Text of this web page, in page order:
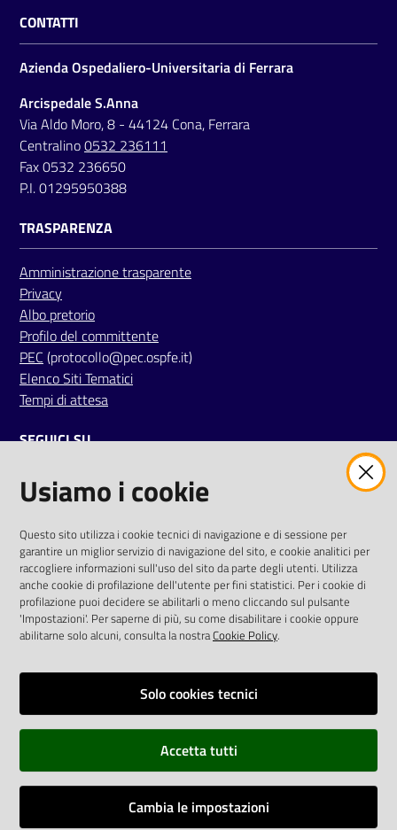
CONTATTI
Azienda Ospedaliero-Universitaria di Ferrara
Arcispedale S.Anna
Via Aldo Moro, 8 - 44124 Cona, Ferrara
Centralino0532 236111
Fax 0532 236650
P.I. 01295950388
TRASPARENZA
Amministrazione trasparente
Privacy
Albo pretorio
Profilo del committente
PEC (protocollo@pec.ospfe.it)
Elenco Siti Tematici
Tempi di attesa
SEGUICI SU
twitterfacebookyoutube
AREA DIPENDENTI
Posta Elettronica Aziendale
Cloud aziendale(manuale di istruzioni)
Portale del Dipendente
Sito intranet
Redazione web
Credits
Usiamo i cookie
Questo sito utilizza i cookie tecnici di navigazione e di sessione per
garantire un miglior servizio di navigazione del sito, e cookie analitici per
raccogliere informazioni sull'uso del sito da parte degli utenti. Utilizza
anche cookie di profilazione dell'utente per fini statistici. Per i cookie di
profilazione puoi decidere se abilitarli o meno cliccando sul pulsante
'Impostazioni'. Per saperne di più, su come disabilitare i cookie oppure
abilitarne solo alcuni, consulta la nostraCookie Policy.
Solo cookies tecnici
Accetta tutti
Cambia le impostazioni